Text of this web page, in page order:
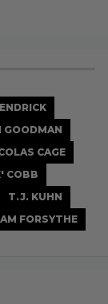
GOODMAN
CAGE
COBB
T.J. KUHN
FORSYTHE